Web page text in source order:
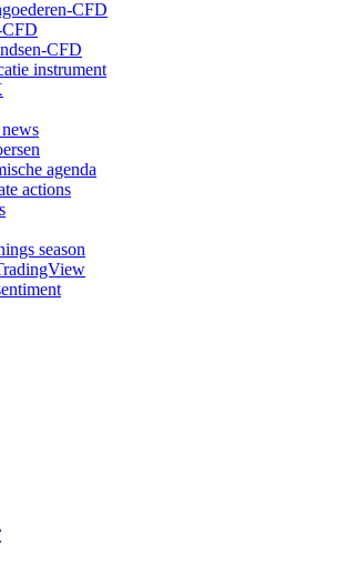
CFD
CFD
instrument
agenda
actions
season